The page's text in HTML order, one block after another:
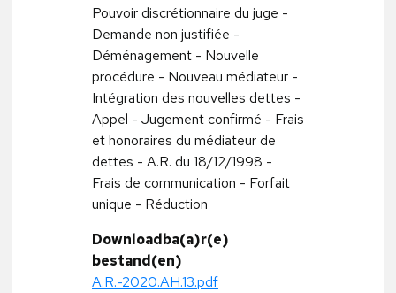
Pouvoir discrétionnaire du juge -
Demande non justifiée -
Déménagement - Nouvelle
procédure - Nouveau médiateur -
Intégration des nouvelles dettes -
Appel - Jugement confirmé - Frais
et honoraires du médiateur de
dettes - A.R. du 18/12/1998 -
Frais de communication - Forfait
unique - Réduction
Downloadba(a)r(e)
bestand(en)
A.R.-2020.AH.13.pdf